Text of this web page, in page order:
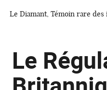
Le Diamant, Témoin rare
Le